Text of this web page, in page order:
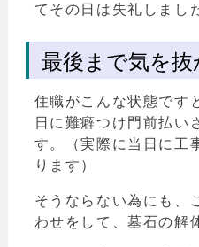
てその日は失礼しまし
最後まで気を抜
住職がこんな状態です
日に難癖つけ門前払い
す。（実際に当日に工
ります）
そうならない為にも、
わせをして、墓石の解